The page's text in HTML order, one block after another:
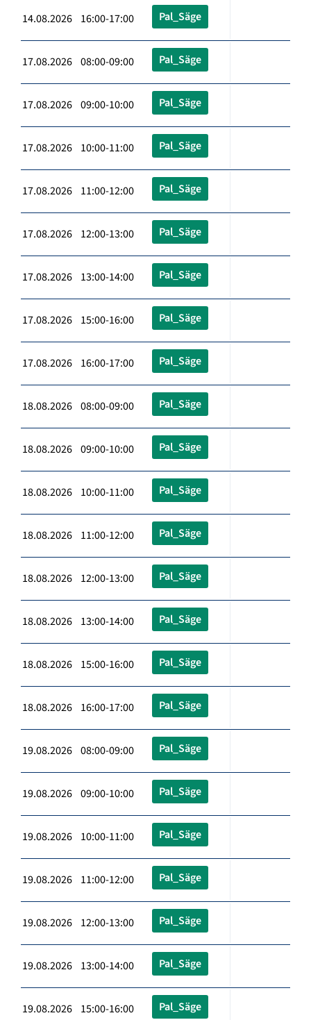
14.08.2026 16:00-17:00 Pal_Säge
17.08.2026 08:00-09:00 Pal_Säge
17.08.2026 09:00-10:00 Pal_Säge
17.08.2026 10:00-11:00 Pal_Säge
17.08.2026 11:00-12:00 Pal_Säge
17.08.2026 12:00-13:00 Pal_Säge
17.08.2026 13:00-14:00 Pal_Säge
17.08.2026 15:00-16:00 Pal_Säge
17.08.2026 16:00-17:00 Pal_Säge
18.08.2026 08:00-09:00 Pal_Säge
18.08.2026 09:00-10:00 Pal_Säge
18.08.2026 10:00-11:00 Pal_Säge
18.08.2026 11:00-12:00 Pal_Säge
18.08.2026 12:00-13:00 Pal_Säge
18.08.2026 13:00-14:00 Pal_Säge
18.08.2026 15:00-16:00 Pal_Säge
18.08.2026 16:00-17:00 Pal_Säge
19.08.2026 08:00-09:00 Pal_Säge
19.08.2026 09:00-10:00 Pal_Säge
19.08.2026 10:00-11:00 Pal_Säge
19.08.2026 11:00-12:00 Pal_Säge
19.08.2026 12:00-13:00 Pal_Säge
19.08.2026 13:00-14:00 Pal_Säge
19.08.2026 15:00-16:00 Pal_Säge